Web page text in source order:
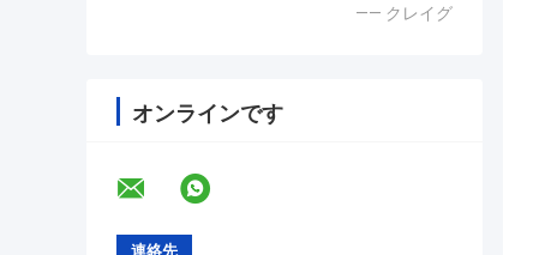
—— クレイグ
オンラインです